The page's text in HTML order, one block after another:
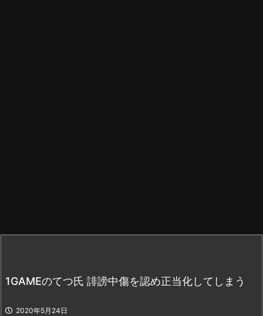
1GAMEのてつ氏 誹謗中傷を認め正当化してしまう
2020年5月24日